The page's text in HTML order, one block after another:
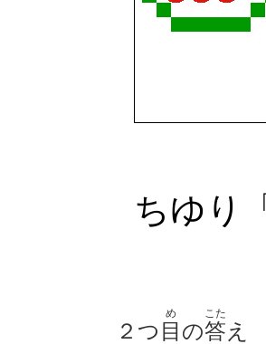
ちゆり「
２つ 目
め
の答
こた
え